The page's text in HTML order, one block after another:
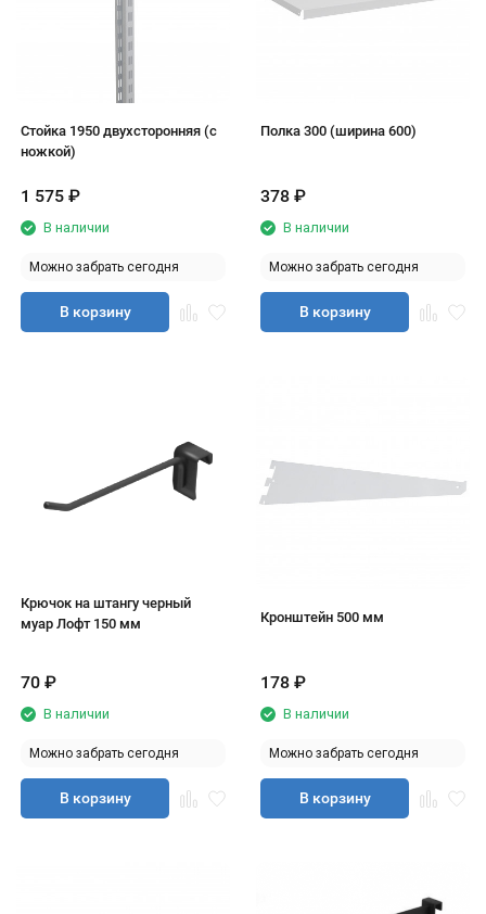
Стойка 1950 двухсторонняя (с
ножкой)
1 575 ₽
В наличии
Можно забрать сегодня
В корзину
Полка 300 (ширина 600)
378 ₽
В наличии
Можно забрать сегодня
В корзину
Крючок на штангу черный
муар Лофт 150 мм
70 ₽
В наличии
Можно забрать сегодня
В корзину
Кронштейн 500 мм
178 ₽
В наличии
Можно забрать сегодня
В корзину